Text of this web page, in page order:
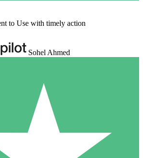
to Use with timely action
Sohel Ahmed